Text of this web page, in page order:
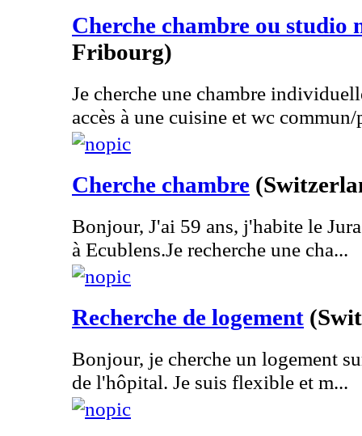
Cherche chambre ou studio
Fribourg)
Je cherche une chambre
accès à une cuisine et wc
Cherche chambre
Bonjour, J'ai 59 ans, j'habite le
à Ecublens.Je recherche une cha...
Recherche de logement
Bonjour, je cherche un logement
de l'hôpital. Je suis flexible et m...